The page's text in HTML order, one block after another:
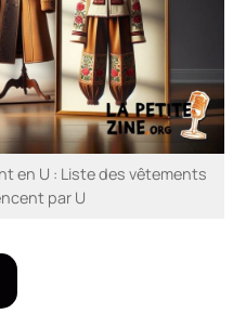
en U : Liste des vêtements
par U